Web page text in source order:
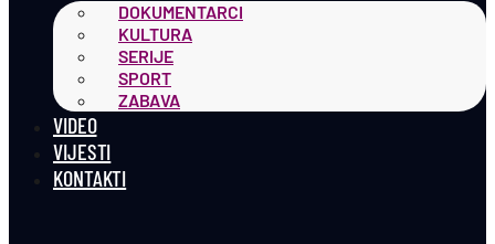
DOKUMENTARCI
KULTURA
SERIJE
SPORT
ZABAVA
VIDEO
VIJESTI
KONTAKTI